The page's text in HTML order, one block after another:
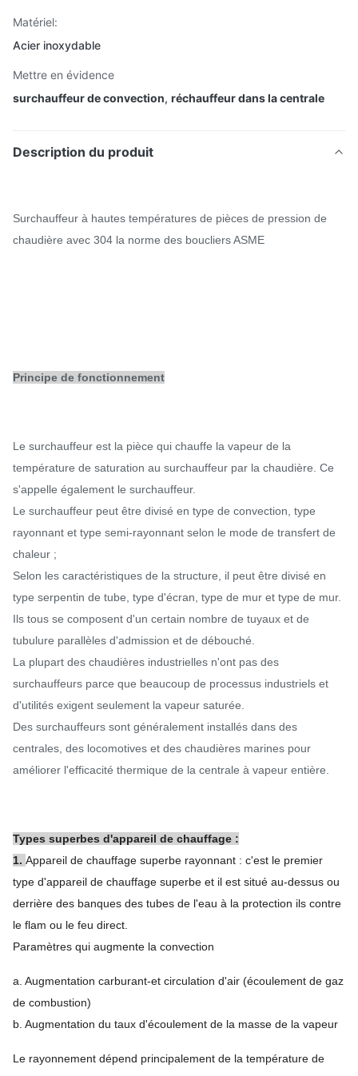
Matériel:
Acier inoxydable
Mettre en évidence
surchauffeur de convection, réchauffeur dans la centrale
Description du produit
Surchauffeur à hautes températures de pièces de pression de
chaudière avec 304 la norme des boucliers ASME
Principe de fonctionnement
Le surchauffeur est la pièce qui chauffe la vapeur de la
température de saturation au surchauffeur par la chaudière. Ce
s'appelle également le surchauffeur.
Le surchauffeur peut être divisé en type de convection, type
rayonnant et type semi-rayonnant selon le mode de transfert de
chaleur ;
Selon les caractéristiques de la structure, il peut être divisé en
type serpentin de tube, type d'écran, type de mur et type de mur.
Ils tous se composent d'un certain nombre de tuyaux et de
tubulure parallèles d'admission et de débouché.
La plupart des chaudières industrielles n'ont pas des
surchauffeurs parce que beaucoup de processus industriels et
d'utilités exigent seulement la vapeur saturée.
Des surchauffeurs sont généralement installés dans des
centrales, des locomotives et des chaudières marines pour
améliorer l'efficacité thermique de la centrale à vapeur entière.
Types superbes d'appareil de chauffage :
1. Appareil de chauffage superbe rayonnant : c'est le premier
type d'appareil de chauffage superbe et il est situé au-dessus ou
derrière des banques des tubes de l'eau à la protection ils contre
le flam ou le feu direct.
Paramètres qui augmente la convection
a. Augmentation carburant-et circulation d'air (écoulement de gaz
de combustion)
b. Augmentation du taux d'écoulement de la masse de la vapeur
Le rayonnement dépend principalement de la température de